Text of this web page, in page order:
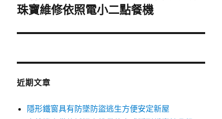
一
文
珠寶維修依照電小二點餐機
近期文章
隱形鐵窗具有防墜防盜逃生方便安定新屋